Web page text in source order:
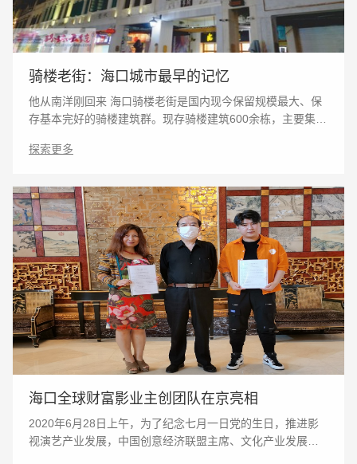
骑楼老街：海口城市最早的记忆
他从南洋刚回来 海口骑楼老街是国内现今保留规模最大、保
存基本完好的骑楼建筑群。现存骑楼建筑600余栋，主要集中
风貌保存最为完好的是5条街道。
探索更多
海口全球财富影业主创团队在京亮相
2020年6月28日上午，为了纪念七月一日党的生日，推进影
视演艺产业发展，中国创意经济联盟主席、文化产业发展研